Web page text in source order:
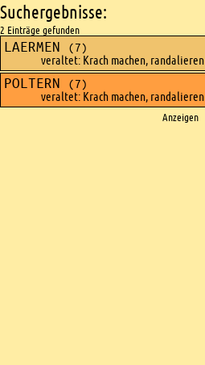
Suchergebnisse:
2 Einträge gefunden
LAERMEN (7)
veraltet: Krach machen, randalieren
POLTERN
(7)
veraltet: Krach machen, randalieren
Anzeigen